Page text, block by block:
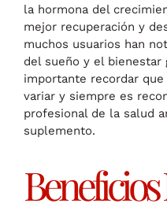
la hormona del
mejor recuperación y
muchos usuarios han
del sueño y el bienestar
importante recordar
variar y siempre es
profesional de la salud
suplemento.